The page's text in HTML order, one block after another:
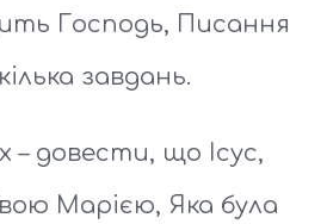
Господь, Писання
завдань.
– довести, що Ісус,
Марією, Яка була